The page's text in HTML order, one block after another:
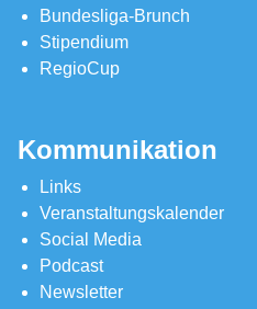
Bundesliga-Brunch
Stipendium
RegioCup
Kommunikation
Links
Veranstaltungskalender
Social Media
Podcast
Newsletter